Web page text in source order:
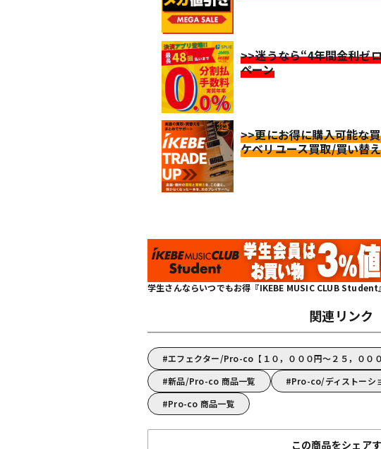
>>迷うなら“4年間金利ゼ
ペーン
>>更にお得に購入可能な
ケベリユース買取/買い替
学生さんならいつでもお得『IKEBE MUSIC CLUB Student』
関連リンク
エフェクター/Pro-co【１０，０００円～２５，００
新品/Pro-co 商品一覧
Pro-co/ディストーシ
Pro-co 商品一覧
この商品をシェア